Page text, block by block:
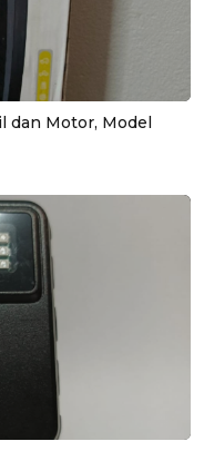
dan Motor, Model